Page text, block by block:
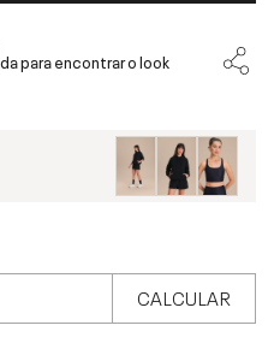
para encontrar o look
CALCULAR